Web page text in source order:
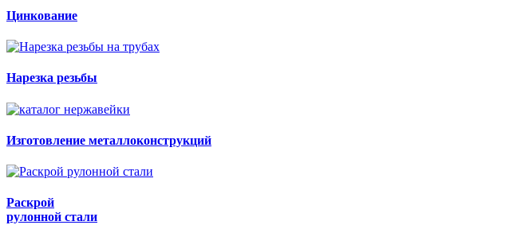
Цинкование
Нарезка резьбы
Изготовление металлоконструкций
Раскрой
рулонной стали